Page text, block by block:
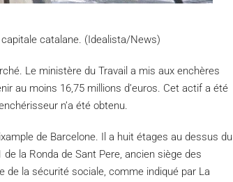
catalane. (Idealista/News)
Le ministère du Travail a mis aux enchères
au moins 16,75 millions d’euros. Cet actif a été
n’a été obtenu.
de Barcelone. Il a huit étages au dessus du
la Ronda de Sant Pere, ancien siège des
de la sécurité sociale, comme indiqué par La